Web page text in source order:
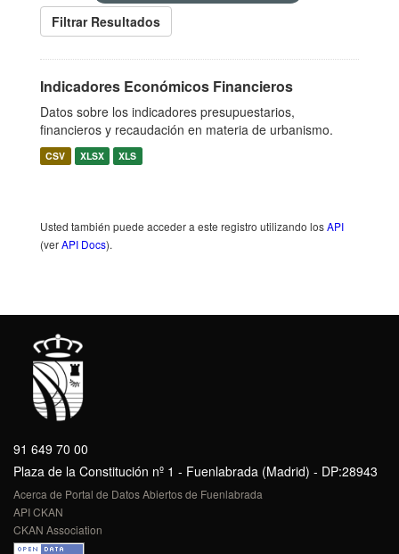
Filtrar Resultados
Indicadores Económicos Financieros
Datos sobre los indicadores presupuestarios,
financieros y recaudación en materia de urbanismo.
CSV XLSX XLS
Usted también puede acceder a este registro utilizando losAPI
(verAPI Docs).
91 649 70 00
Plaza de la Constitución nº 1 - Fuenlabrada (Madrid) - DP:28943
Acerca de Portal de Datos Abiertos de Fuenlabrada
API CKAN
CKAN Association